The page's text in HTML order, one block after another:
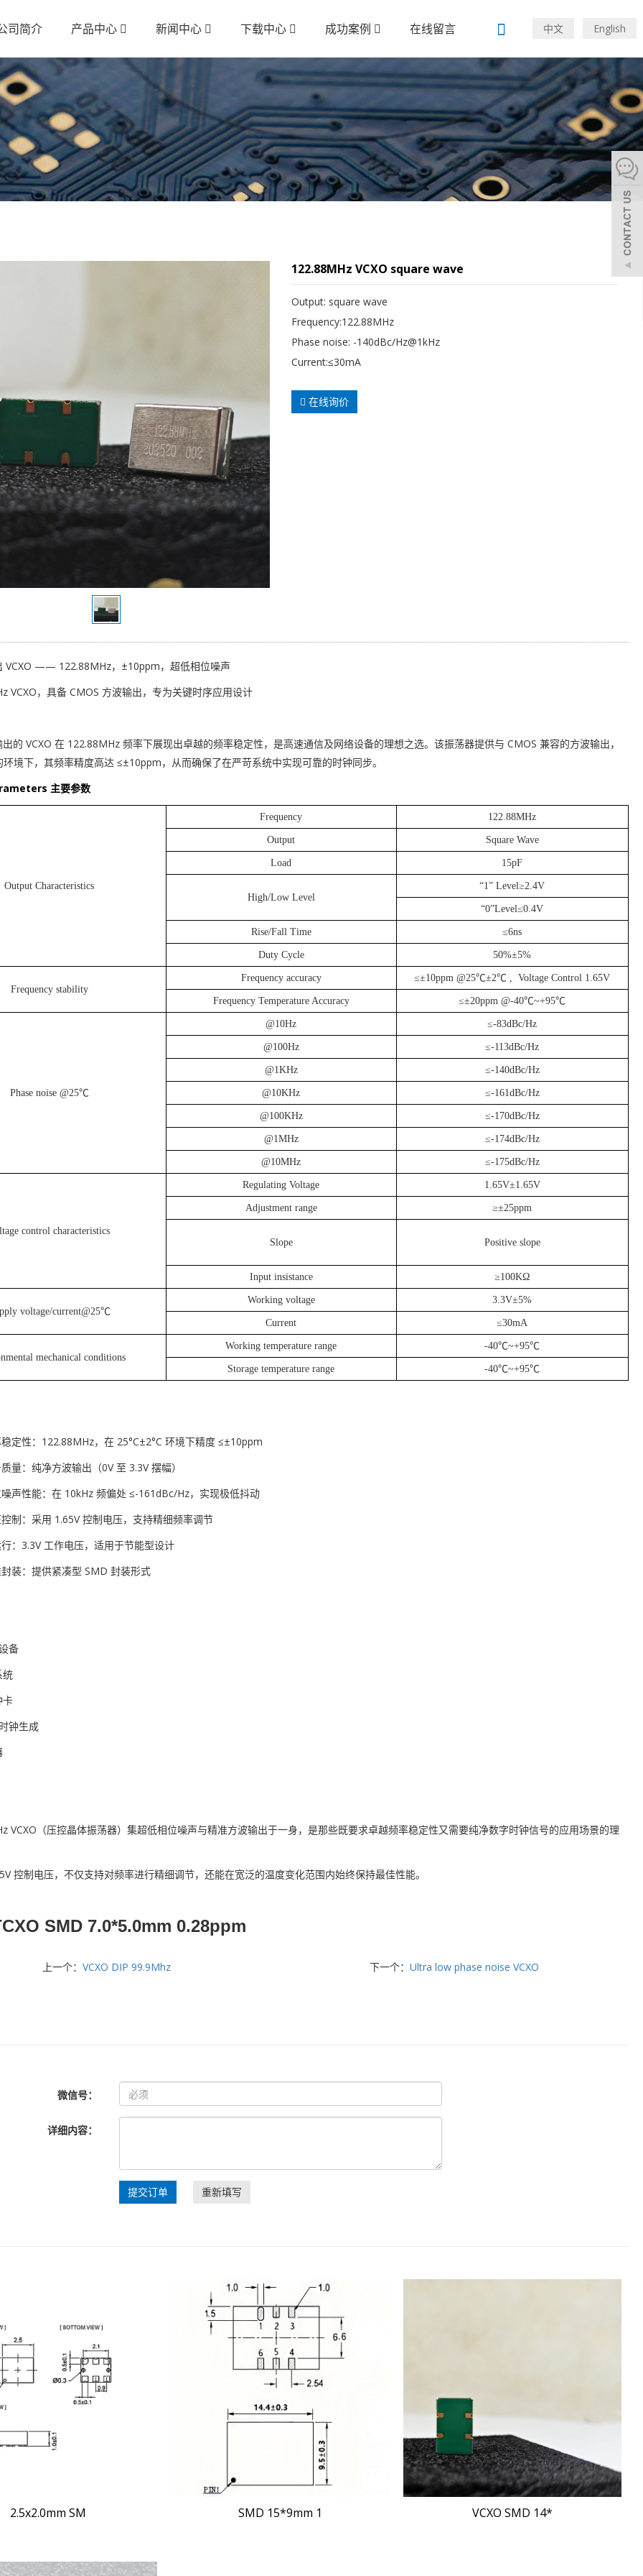
司简介 产品中心 新闻中心 下载中心 成功案例 在线留言 中文 English
122.88MHz VCXO square wave
Output: square wave
Frequency:122.88MHz
Phase noise: -140dBc/Hz@1kHz
Current:≤30mA
在线询价
VCXO —— 122.88MHz，±10ppm，超低相位噪声
VCXO，具备 CMOS 方波输出，专为关键时序应用设计
的 VCXO 在 122.88MHz 频率下展现出卓越的频率稳定性，是高速通信及网络设备的理想之选。该振荡器提供与 CMOS 兼容的方波输出，
环境下，其频率精度高达 ≤±10ppm，从而确保了在严苛系统中实现可靠的时钟同步。
主要参数
Output Characteristics
Frequency 122.88MHz
Output Square Wave
Load 15pF
High/Low Level
“1” Level≥2.4V
“0”Level≤0.4V
Rise/Fall Time ≤6ns
Duty Cycle 50%±5%
Frequency stability
Frequency accuracy ≤±10ppm @25℃±2℃ , Voltage Control 1.65V
Frequency Temperature Accuracy ≤±20ppm @-40℃~+95℃
Phase noise @25℃
@10Hz ≤-83dBc/Hz
@100Hz ≤-113dBc/Hz
@1KHz ≤-140dBc/Hz
@10KHz ≤-161dBc/Hz
@100KHz ≤-170dBc/Hz
@1MHz ≤-174dBc/Hz
@10MHz ≤-175dBc/Hz
control characteristics
Regulating Voltage 1.65V±1.65V
Adjustment range ≥±25ppm
Slope Positive slope
Input insistance ≥100KΩ
voltage/current@25℃
Working voltage 3.3V±5%
Current ≤30mA
mechanical conditions
Working temperature range -40℃~+95℃
Storage temperature range -40℃~+95℃
定性：122.88MHz，在 25°C±2°C 环境下精度 ≤±10ppm
量：纯净方波输出（0V 至 3.3V 摆幅）
声性能：在 10kHz 频偏处 ≤-161dBc/Hz，实现极低抖动
制：采用 1.65V 控制电压，支持精细频率调节
：3.3V 工作电压，适用于节能型设计
装：提供紧凑型 SMD 封装形式
备
统
卡
钟生成
VCXO（压控晶体振荡器）集超低相位噪声与精准方波输出于一身，是那些既要求卓越频率稳定性又需要纯净数字时钟信号的应用场景的理
控制电压，不仅支持对频率进行精细调节，还能在宽泛的温度变化范围内始终保持最佳性能。
SMD 7.0*5.0mm 0.28ppm
上一个： VCXO DIP 99.9Mhz 下一个：Ultra low phase noise VCXO
微信号：
详细内容：
提交订单 重新填写
2.5x2.0mm SM SMD 15*9mm 1 VCXO SMD 14*